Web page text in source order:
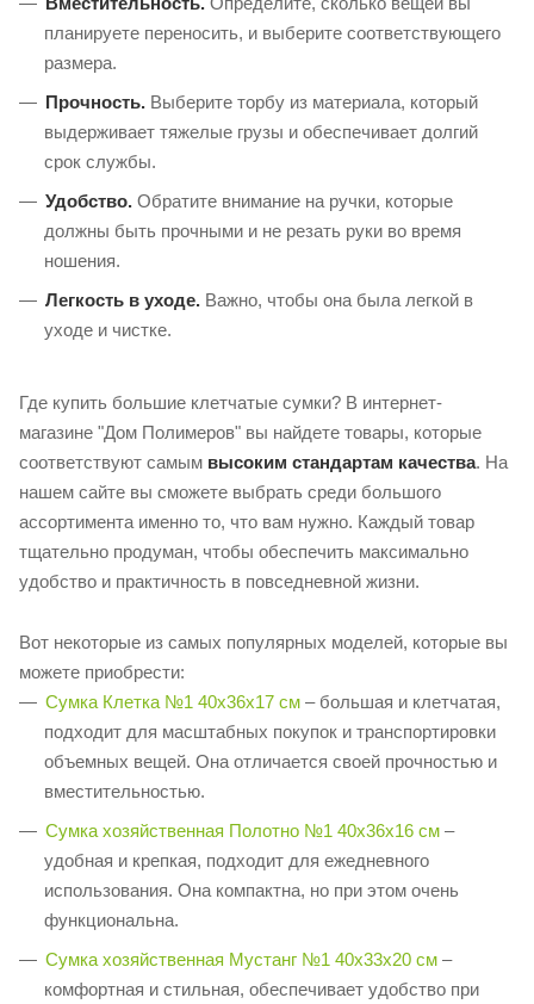
планируете переносить, и выберите соответствующего
размера.
Прочность. Выберите торбу из материала, который
выдерживает тяжелые грузы и обеспечивает долгий
срок службы.
Удобство. Обратите внимание на ручки, которые
должны быть прочными и не резать руки во время
ношения.
Легкость в уходе. Важно, чтобы она была легкой в
уходе и чистке.
Где купить большие клетчатые сумки? В интернет-
магазине "Дом Полимеров" вы найдете товары, которые
соответствуют самым высоким стандартам качества. На
нашем сайте вы сможете выбрать среди большого
ассортимента именно то, что вам нужно. Каждый товар
тщательно продуман, чтобы обеспечить максимально
удобство и практичность в повседневной жизни.
Вот некоторые из самых популярных моделей, которые вы
можете приобрести:
Сумка Клетка №1 40х36х17 см – большая и клетчатая,
подходит для масштабных покупок и транспортировки
объемных вещей. Она отличается своей прочностью и
вместительностью.
Сумка хозяйственная Полотно №1 40x36х16 см –
удобная и крепкая, подходит для ежедневного
использования. Она компактна, но при этом очень
функциональна.
Сумка хозяйственная Мустанг №1 40х33х20 см –
комфортная и стильная, обеспечивает удобство при